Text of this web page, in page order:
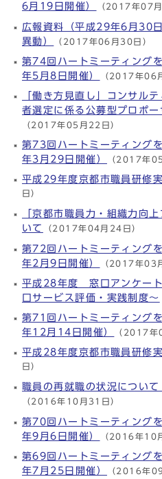
6月19日開催）
（2017年07
広報資料（平成29年6月30
異動）
（2017年06月30日）
第74回ハートミーティング
年5月8日開催）
（2017年06
「働き方見直し」コンサル
者選定に係る公募型プロポ
（2017年05月22日）
第73回ハートミーティング
年3月29日開催）
（2017年
平成29年度京都市職員研修
日）
「京都市職員力・組織力向
いて
（2017年04月24日）
第72回ハートミーティング
年2月9日開催）
（2017年03
平成28年度 窓口アンケー
口サービス評価・実践制度～
第71回ハートミーティング
年12月14日開催）
（2017年
平成28年度京都市職員研修
日）
職員の再就職の状況につい
（2016年10月31日）
第70回ハートミーティング
年9月6日開催）
（2016年10
第69回ハートミーティング
年7月25日開催）
（2016年